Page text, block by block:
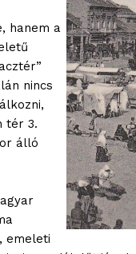
hanem a
nincs
tér 3.
álló
emeleti